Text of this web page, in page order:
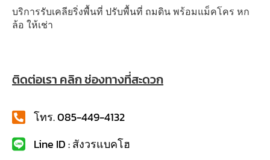
บริการรับเคลียริ่งพื้นที่ ปรับพื้นที่ ถมดิน พร้อมแม็คโคร หก
ล้อ ให้เช่า
ติดต่อเรา คลิก ช่องทางที่สะดวก
โทร. 085-449-4132
Line ID : สังวรแบคโฮ